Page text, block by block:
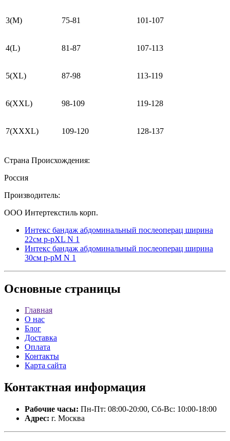
3(M) 75-81 101-107
4(L) 81-87 107-113
5(XL) 87-98 113-119
6(XXL) 98-109 119-128
7(XXXL) 109-120 128-137
Страна Происхождения:
Россия
Производитель:
ООО Интертекстиль корп.
Интекс бандаж абдоминальный послеоперац ширина
22см р-рXL N 1
Интекс бандаж абдоминальный послеоперац ширина
30см р-рM N 1
Основные страницы
Главная
О нас
Блог
Доставка
Оплата
Контакты
Карта сайта
Контактная информация
Рабочие часы: Пн-Пт: 08:00-20:00, Сб-Вс: 10:00-18:00
Адрес: г. Москва